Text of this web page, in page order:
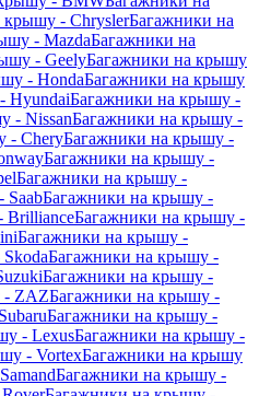
крышу - ChryslerБагажники на
- MazdaБагажники на
- GeelyБагажники на крышу
- HondaБагажники на крышу
HyundaiБагажники на крышу -
- NissanБагажники на крышу -
- CheryБагажники на крышу -
Багажники на крышу -
Багажники на крышу -
SaabБагажники на крышу -
BrillianceБагажники на крышу -
Багажники на крышу -
Багажники на крышу -
Багажники на крышу -
- ZAZБагажники на крышу -
Багажники на крышу -
- LexusБагажники на крышу -
- VortexБагажники на крышу
Багажники на крышу -